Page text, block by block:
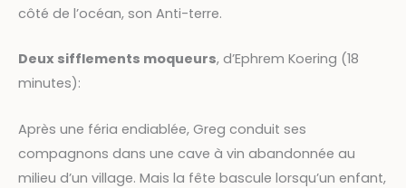
côté de l’océan, son Anti-terre.
Deux sifflements moqueurs, d’Ephrem Koering (18
minutes):
Après une féria endiablée, Greg conduit ses
compagnons dans une cave à vin abandonnée au
milieu d’un village. Mais la fête bascule lorsqu’un enfant,